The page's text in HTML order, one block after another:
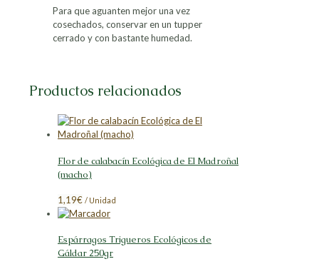
Para que aguanten mejor una vez
cosechados, conservar en un tupper
cerrado y con bastante humedad.
Productos relacionados
Flor de calabacín Ecológica de El Madroñal
(macho)
1,19€ / Unidad
Espárragos Trigueros Ecológicos de
Gáldar 250gr